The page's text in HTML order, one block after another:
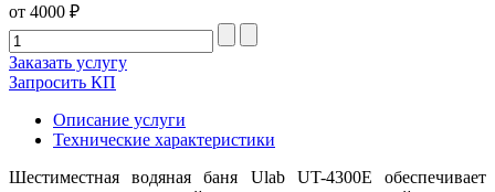
от 4000 ₽
Заказать услугу
Запросить КП
Описание услуги
Технические характеристики
Шестиместная водяная баня Ulab UT-4300E обеспечивает